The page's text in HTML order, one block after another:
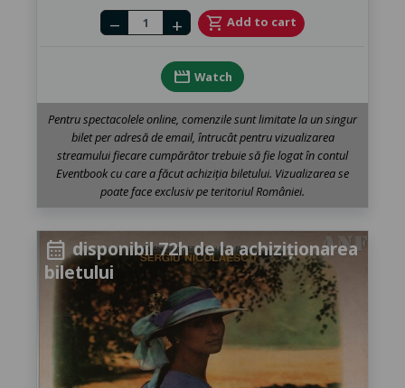
Number of tickets
remove add shopping_cart Add to cart
movie Watch
Pentru spectacolele online, comenzile sunt limitate la un singur
bilet per adresă de email, întrucât pentru vizualizarea
streamului fiecare cumpărător trebuie să fie logat în contul
Eventbook cu care a făcut achiziția biletului. Vizualizarea se
poate face exclusiv pe teritoriul României.
calendar_monthdisponibil 72h de la achiziționarea
biletului